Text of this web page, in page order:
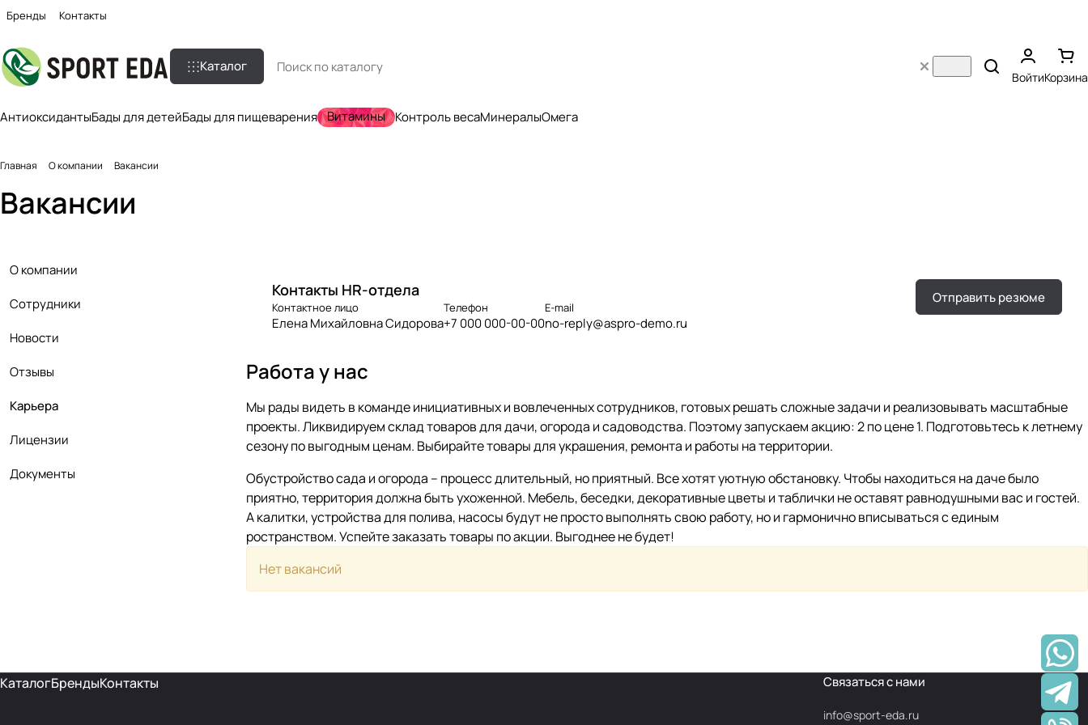
Бренды Контакты
Каталог
ВойтиКорзина
АнтиоксидантыБады для детейБады для пищеварения Витамины Контроль весаМинералыОмега
Главная О компании Вакансии
Вакансии
Контакты HR-отдела
Контактное лицо
Елена Михайловна Сидорова
Телефон
+7 000 000-00-00
E-mail
no-reply@aspro-demo.ru
Отправить резюме
Работа у нас
Мы рады видеть в команде инициативных и вовлеченных сотрудников, готовых решать сложные задачи и реализовывать масштабные
проекты. Ликвидируем склад товаров для дачи, огорода и садоводства. Поэтому запускаем акцию: 2 по цене 1. Подготовьтесь к летнему
сезону по выгодным ценам. Выбирайте товары для украшения, ремонта и работы на территории.
Обустройство сада и огорода – процесс длительный, но приятный. Все хотят уютную обстановку. Чтобы находиться на даче было
приятно, территория должна быть ухоженной. Мебель, беседки, декоративные цветы и таблички не оставят равнодушными вас и гостей.
А калитки, устройства для полива, насосы будут не просто выполнять свою работу, но и гармонично вписываться с единым
ространством. Успейте заказать товары по акции. Выгоднее не будет!
Нет вакансий
О компании
Сотрудники
Новости
Отзывы
Карьера
Лицензии
Документы
КаталогБрендыКонтакты Связаться с нами
info@sport-eda.ru